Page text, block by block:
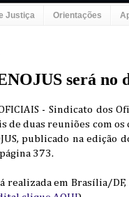
Justiça Orientações
será no
- Sindicato dos
de duas reuniões com
publicado na
373.
realizada em Brasília/